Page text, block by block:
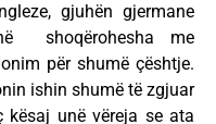
gjuhën gjermane
shoqërohesha me
për shumë çështje.
ishin shumë të zgjuar
kësaj unë vëreja se ata